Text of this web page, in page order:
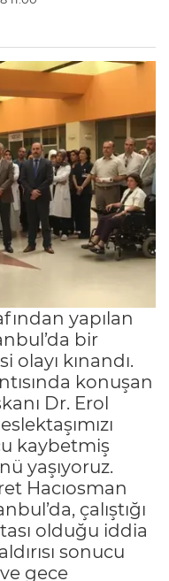
yapılan
bir
kınandı.
konuşan
Dr. Erol
kaybetmiş
yaşıyoruz.
Hacıosman
çalıştığı
olduğu iddia
sonucu
gece